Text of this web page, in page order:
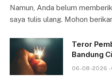
Namun, Anda belum
saya tulis ulang. Mohon
Teror
Bandung
06-08-2026 -